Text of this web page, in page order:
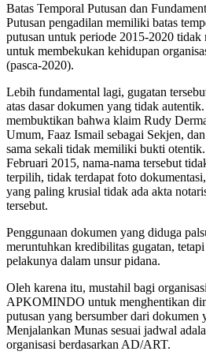
Batas Temporal Putusan dan
Putusan pengadilan memiliki batas
putusan untuk periode 2015-2020
untuk membekukan kehidupan
(pasca-2020).
Lebih fundamental lagi, gugatan
atas dasar dokumen yang tidak
membuktikan bahwa klaim Rudy
Umum, Faaz Ismail sebagai Sekjen,
sama sekali tidak memiliki bukti
Februari 2015, nama-nama tersebut
terpilih, tidak terdapat foto
yang paling krusial tidak ada akta
tersebut.
Penggunaan dokumen yang diduga
meruntuhkan kredibilitas gugatan,
pelakunya dalam unsur pidana.
Oleh karena itu, mustahil bagi
APKOMINDO untuk menghentikan
putusan yang bersumber dari dokumen
Menjalankan Munas sesuai jadwal
organisasi berdasarkan AD/ART.